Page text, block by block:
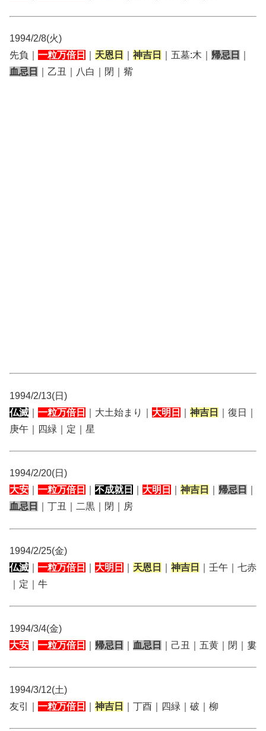
1994/2/8(火)
先負｜ 一粒万倍日 天恩日 神吉日 ｜五墓:木｜ 帰忌日
血忌日
｜乙丑｜八白｜閉｜觜
1994/2/13(日)
仏滅
一粒万倍日 ｜大土始まり｜ 大明日 神吉日
｜復日｜
庚午｜四緑｜定｜星
1994/2/20(日)
大安
一粒万倍日 不成就日 大明日 神吉日 帰忌日
血忌日
｜丁丑｜二黒｜閉｜房
1994/2/25(金)
仏滅
一粒万倍日 大明日 天恩日 神吉日
｜壬午｜七赤
｜定｜牛
1994/3/4(金)
大安
一粒万倍日 帰忌日 血忌日 ｜己丑｜五黄｜閉｜婁
1994/3/12(土)
友引｜ 一粒万倍日 神吉日 ｜丁酉｜四緑｜破｜柳